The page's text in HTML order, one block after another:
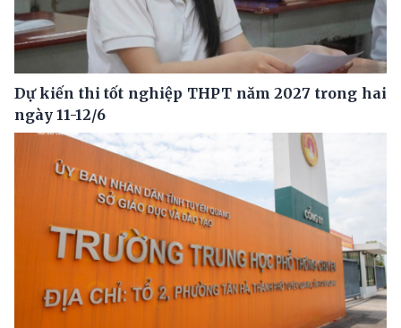
Dự kiến thi tốt nghiệp THPT năm 2027 trong hai
ngày 11-12/6